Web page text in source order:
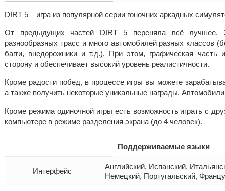
DIRT 5 – игра из популярной серии гоночних аркадных
От предыдущих частей DIRT 5 переняла всё лучшее.
разнообразных трасс и много автомобилей разных классов
багги, внедорожники и т.д.). При этом, графическая
сторону и обеспечивает высокий уровень реалистичности.
Кроме радости побед, в процессе игры вы можете
а также получить некоторые уникальные награды.
Кроме режима одиночной игры есть возможность играть с
компьютере в режиме разделения экрана (до 4 человек).
Поддерживаемые языки
Интерфейс
Английский, Испанский,
Немецкий, Португальский,